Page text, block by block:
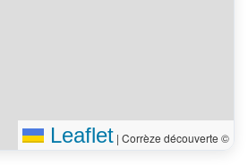
Leaflet | Corrèze découverte ©